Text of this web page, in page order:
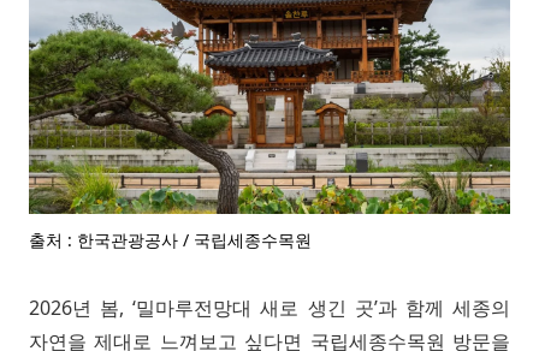
출처 : 한국관광공사 / 국립세종수목원
2026년 봄, ‘밀마루전망대 새로 생긴 곳’과 함께 세종의
자연을 제대로 느껴보고 싶다면 국립세종수목원 방문을